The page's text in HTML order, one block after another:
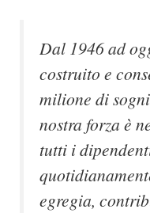
Dal 1946 ad
costruito e
milione di
nostra forza è
tutti i
egregia,